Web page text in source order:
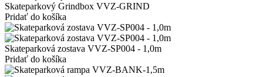
Skateparkový Grindbox VVZ-GRIND
Pridať do košíka
Skateparková zostava VVZ-SP004 - 1,0m
Pridať do košíka